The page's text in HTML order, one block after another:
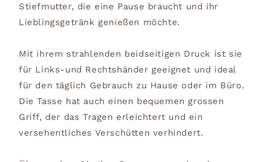
Stiefmutter, die eine Pause braucht und ihr
Lieblingsgetränk genießen möchte.
Mit ihrem strahlenden beidseitigen Druck ist sie
für Links-und Rechtshänder geeignet und ideal
für den täglich Gebrauch zu Hause oder im Büro.
Die Tasse hat auch einen bequemen grossen
Griff, der das Tragen erleichtert und ein
versehentliches Verschütten verhindert.